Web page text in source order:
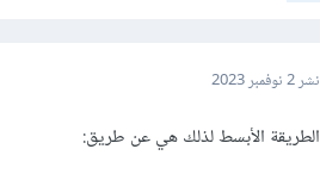
نشر2 نوفمبر 2023
الطريقة الأبسط لذلك هي عن طريق: